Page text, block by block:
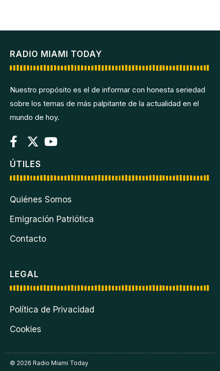
RADIO MIAMI TODAY
Nuestro propósito es el de informar con honesta seriedad
sobre los temas de más palpitante de la actualidad en el
mundo de hoy.
ÚTILES
Quiénes Somos
Emigración Patriótica
Contacto
LEGAL
Política de Privacidad
Cookies
© 2026 Radio Miami Today